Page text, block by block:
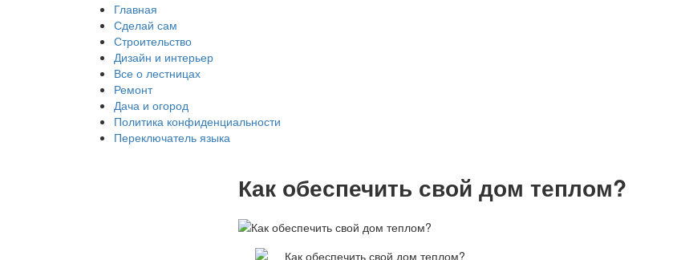
Главная
Сделай сам
Строительство
Дизайн и интерьер
Все о лестницах
Ремонт
Дача и огород
Политика конфиденциальности
Переключатель языка
Как обеспечить свой дом теплом?